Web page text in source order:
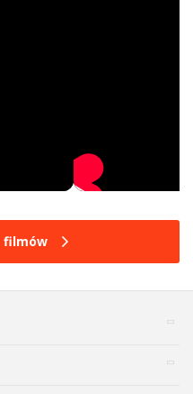
filmów